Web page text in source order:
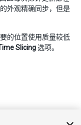
外观精确同步，但是
的位置使用质量较低
Slicing选项。